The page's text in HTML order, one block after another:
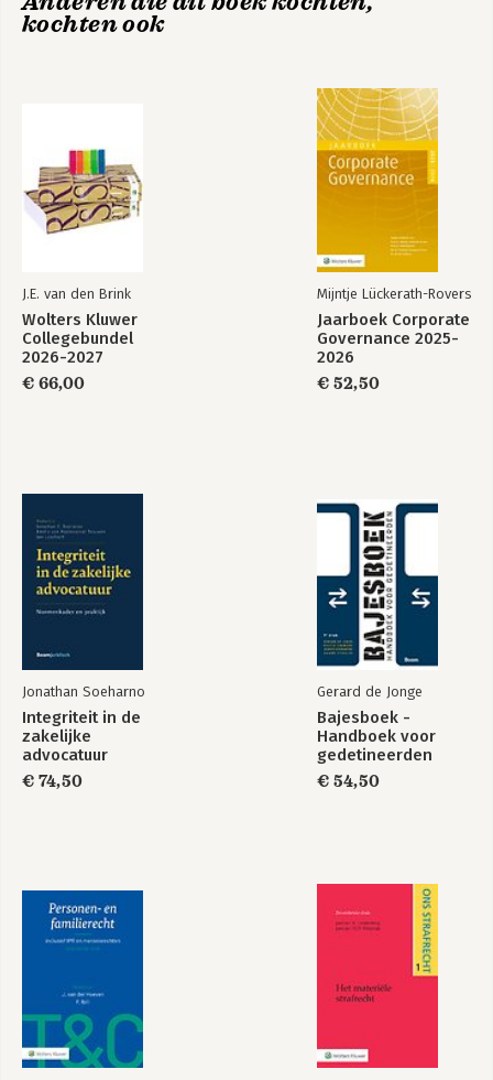
Repos and Derivatives Contracts 47
Report of the Annual Conference of the Netherlands
and International Insolvency Law on 6 November 2014 75
L.G.A. Janssen and T.C.A. Dijkhuizen
kochten ook
J.E. van den Brink
Wolters Kluwer
Collegebundel
2026-2027
€ 66,00
Mijntje Lückerath-Rovers
Jaarboek Corporate
Governance 2025-
2026
€ 52,50
Jonathan Soeharno
Integriteit in de
zakelijke
advocatuur
€ 74,50
Gerard de Jonge
Bajesboek -
Handboek voor
gedetineerden
€ 54,50